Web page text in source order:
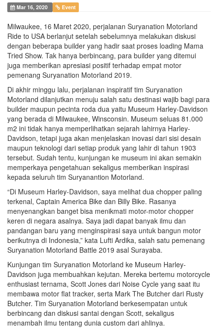
Mar 16, 2020 Event
Milwaukee, 16 Maret 2020, perjalanan Suryanation Motorland
Ride to USA berlanjut setelah sebelumnya melakukan diskusi
dengan beberapa builder yang hadir saat proses loading Mama
Tried Show. Tak hanya berbincang, para builder yang ditemui
juga memberikan apresiasi positif terhadap empat motor
pemenang Suryanation Motorland 2019.
Di akhir minggu lalu, perjalanan inspiratif tim Suryanation
Motorland dilanjutkan menuju salah satu destinasi wajib bagi para
builder maupun pecinta roda dua yaitu Museum Harley-Davidson
yang berada di Milwaukee, Winsconsin. Museum seluas 81.000
m2 ini tidak hanya memperlihatkan sejarah lahirnya Harley-
Davidson, tetapi juga akan menjelaskan inovasi dari sisi desain
maupun teknologi dari setiap produk yang lahir di tahun 1903
tersebut. Sudah tentu, kunjungan ke museum ini akan semakin
memperkaya pengetahuan sekaligus memberikan inspirasi
kepada seluruh tim Suryanantion Motorland.
“Di Museum Harley-Davidson, saya melihat dua chopper paling
terkenal, Captain America Bike dan Billy Bike. Rasanya
menyenangkan banget bisa menikmati motor-motor chopper
keren di negara asalnya. Saya jadi dapat banyak ilmu dan
pandangan baru yang menginspirasi saya untuk bangun motor
berikutnya di Indonesia,” kata Lufti Ardika, salah satu pemenang
Suryanation Motorland Battle 2019 asal Surayaba.
Kunjungan tim Suryanation Motorland ke Museum Harley-
Davidson juga membuahkan kejutan. Mereka bertemu motorcycle
enthusiast ternama, Scott Jones dari Noise Cycle yang saat itu
membawa motor flat tracker, serta Mark The Butcher dari Rusty
Butcher. Tim Suryanation Motorland berkesempatan untuk
berbincang dan diskusi santai dengan Scott, sekaligus
menambah ilmu tentang dunia custom dari ahlinya.